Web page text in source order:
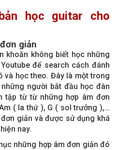
học guitar cho
giản
khoăn không biết học những
để search cách đánh
và học theo. Đây là một trong
người bắt đầu học đàn
tập từ từ những hợp âm đơn
( la thứ ), G ( sol trưởng ),…
giản và được sử dụng khá
nay.
những hợp âm đơn giản đó